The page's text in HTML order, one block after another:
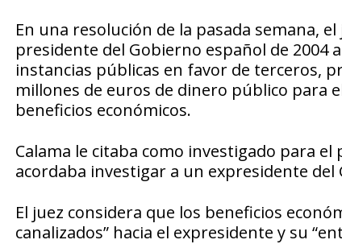
En una resolución de la pasada semana,
presidente del Gobierno español de 2004
instancias públicas en favor de terceros,
millones de euros de dinero público para
beneficios económicos.
Calama le citaba como investigado para
acordaba investigar a un expresidente del
El juez considera que los beneficios
canalizados” hacia el expresidente y su